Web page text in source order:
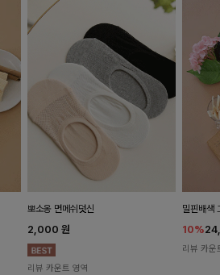
뽀소옹 면메쉬덧신
2,000 원
리뷰 카운트 영역
밀핀배색
10%
리뷰 카운